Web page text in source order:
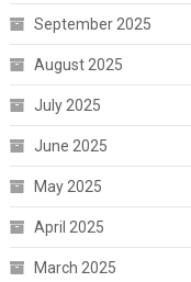
September 2025
August 2025
July 2025
June 2025
May 2025
April 2025
March 2025